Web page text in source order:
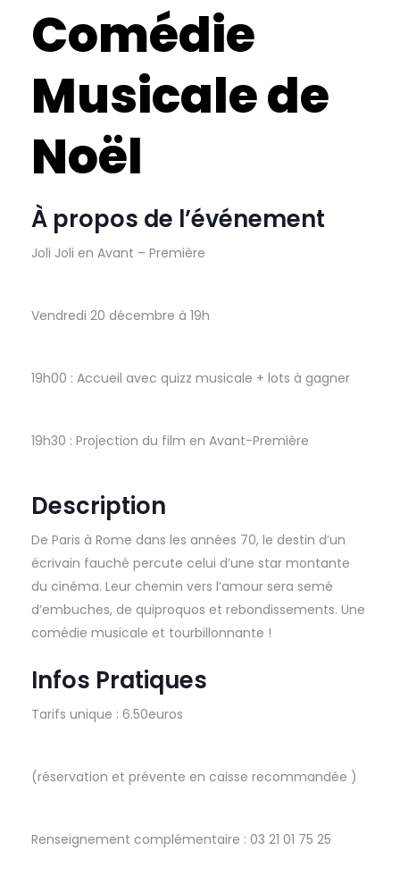
Comédie
Musicale de
Noël
À propos de l’événement
Joli Joli en Avant – Première
Vendredi 20 décembre à 19h
19h00 : Accueil avec quizz musicale + lots à gagner
19h30 : Projection du film en Avant-Première
Description
De Paris à Rome dans les années 70, le destin d’un
écrivain fauché percute celui d’une star montante
du cinéma. Leur chemin vers l’amour sera semé
d’embuches, de quiproquos et rebondissements. Une
comédie musicale et tourbillonnante !
Infos Pratiques
Tarifs unique : 6.50euros
(réservation et prévente en caisse recommandée )
Renseignement complémentaire : 03 21 01 75 25